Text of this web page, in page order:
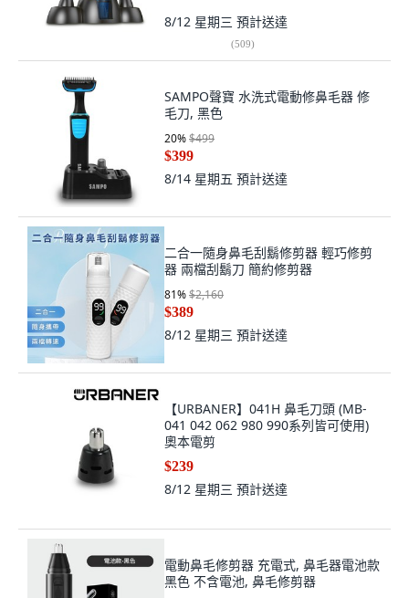
8/12 星期三 預計送達
(509)
SAMPO聲寶 水洗式電動修鼻毛器 修
毛刀, 黑色
20%$499
$399
8/14 星期五 預計送達
二合一隨身鼻毛刮鬍修剪器 輕巧修剪
器 兩檔刮鬍刀 簡約修剪器
81%$2,160
$389
8/12 星期三 預計送達
【URBANER】041H 鼻毛刀頭 (MB-
041 042 062 980 990系列皆可使用)
奧本電剪
$239
8/12 星期三 預計送達
電動鼻毛修剪器 充電式, 鼻毛器電池款
黑色 不含電池, 鼻毛修剪器